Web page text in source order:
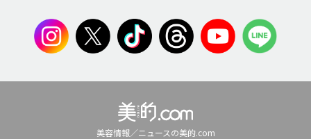
美容情報／ニュースの美的.com